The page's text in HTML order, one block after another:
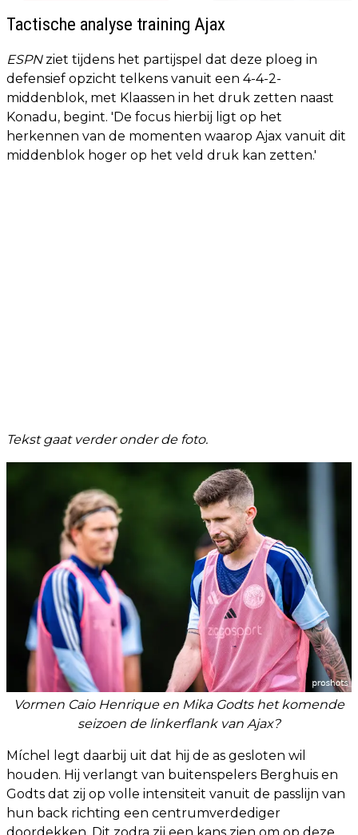
Tactische analyse training Ajax
ESPNziet tijdens het partijspel dat deze ploeg in
defensief opzicht telkens vanuit een 4-4-2-
middenblok, met Klaassen in het druk zetten naast
Konadu, begint. 'De focus hierbij ligt op het
herkennen van de momenten waarop Ajax vanuit dit
middenblok hoger op het veld druk kan zetten.'
Tekst gaat verder onder de foto.
Vormen Caio Henrique en Mika Godts het komende
seizoen de linkerflank van Ajax?
Míchel legt daarbij uit dat hij de as gesloten wil
houden. Hij verlangt van buitenspelers Berghuis en
Godts dat zij op volle intensiteit vanuit de passlijn van
hun back richting een centrumverdediger
doordekken. Dit zodra zij een kans zien om op deze